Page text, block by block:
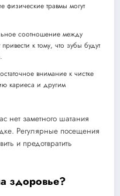
травмы могут
соотношение между
к тому, что зубы будут
внимание к чистке
кариеса и другим
нет заметного шатания
Регулярные посещения
и предотвратить
здоровье?